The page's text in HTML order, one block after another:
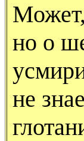
Может,
но о
не